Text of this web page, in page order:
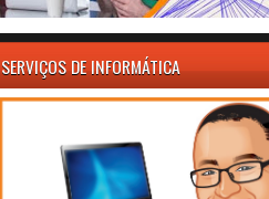
SERVIÇOS DE INFORMÁTICA